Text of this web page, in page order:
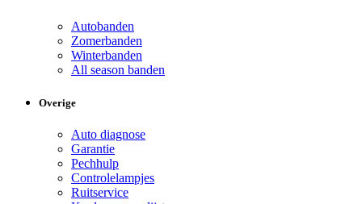
Autobanden
Zomerbanden
Winterbanden
All season banden
Overige
Auto diagnose
Garantie
Pechhulp
Controlelampjes
Ruitservice